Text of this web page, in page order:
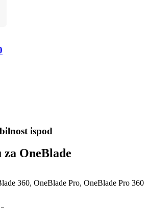
ispod
OneBlade
360, OneBlade Pro, OneBlade Pro 360